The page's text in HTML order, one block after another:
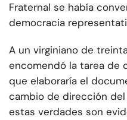
Fraternal se había
democracia
A un virginiano de
encomendó la tarea de
que elaboraría el
cambio de dirección
estas verdades son